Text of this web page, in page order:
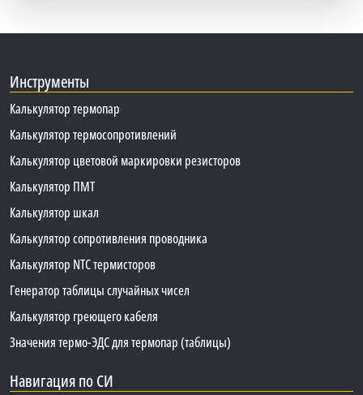
Инструменты
Калькулятор термопар
Калькулятор термосопротивлений
Калькулятор цветовой маркировки резисторов
Калькулятор ПМТ
Калькулятор шкал
Калькулятор сопротивления проводника
Калькулятор NTC термисторов
Генератор таблицы случайных чисел
Калькулятор греющего кабеля
Значения термо-ЭДС для термопар (таблицы)
Навигация по СИ